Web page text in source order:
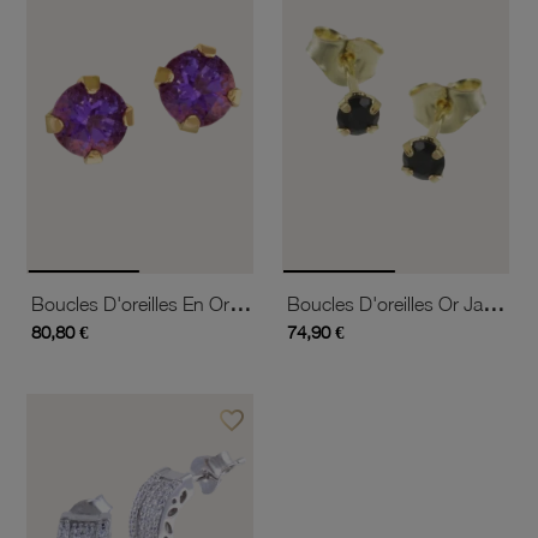
Boucles D'oreilles En Or Jaune, Améthyste 4 Mm
80,80 €
Boucles D'oreilles Or Jaune, Saphir Rond 3 Mm
74,90 €
favorite_borderAjouter à vos favoris